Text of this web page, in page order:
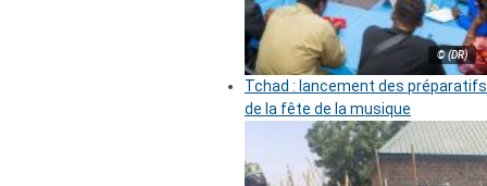
© (DR)
Tchad : lancement des préparatifs
de la fête de la musique